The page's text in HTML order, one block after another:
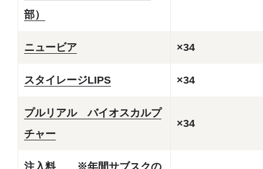
部）
ニュービア ×34
スタイレージLIPS ×34
プルリアル バイオスカルプ
チャー
×34
注入料 ※年間サブスクの